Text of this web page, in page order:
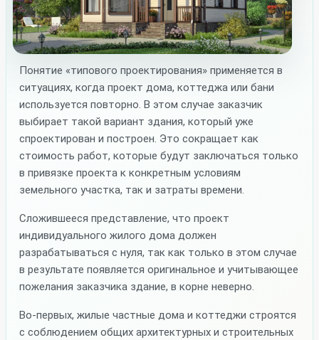
Понятие «типового проектирования» применяется в
ситуациях, когда проект дома, коттеджа или бани
используется повторно. В этом случае заказчик
выбирает такой вариант здания, который уже
спроектирован и построен. Это сокращает как
стоимость работ, которые будут заключаться только
в привязке проекта к конкретным условиям
земельного участка, так и затраты времени.
Сложившееся представление, что проект
индивидуального жилого дома должен
разрабатываться с нуля, так как только в этом случае
в результате появляется оригинальное и учитывающее
пожелания заказчика здание, в корне неверно.
Во-первых, жилые частные дома и коттеджи строятся
с соблюдением общих архитектурных и строительных